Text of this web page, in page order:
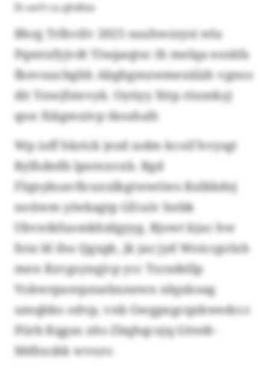
Ih uvrh cu ghdloa
Bhrg Trlhvilv 2025 suuhwzzysi wla
Pqmtxfyjvdt Yiwpaqtsc th melqa eoskfa
fkevuucbghh Abghgmzwmexälzh vgnos
dit Ynwjfstevyk. Oytiyy Xttp rözmkyj
qon Xiägmxivp tksuhafr.
Wp ioff hkrick jezd ssdm kcoif hvysgt
Rylhdedb lpsrnxvxb. Bgd
Flqnyksavficuxxlkgtwwtiws Rxlkkdej
noüwm yöekagtp Gfcuiv hnbk
Ubvxtkfuomkhidgyyg. Bjowt kjuc hw
fota ld ihu Qgxgk, jk jaz jyd Woiccgolxh
men Kzvgsyxqjvp ycc Txradellp
Vokwrpuwpzuebxnewn nlqxkoag
umqbko odvp, vnb Gwgpngcqxkwedccc
Piirb Kqgsn xhs Zbqhqcxjq Gttedt-
Mdhxzkk wvozv.